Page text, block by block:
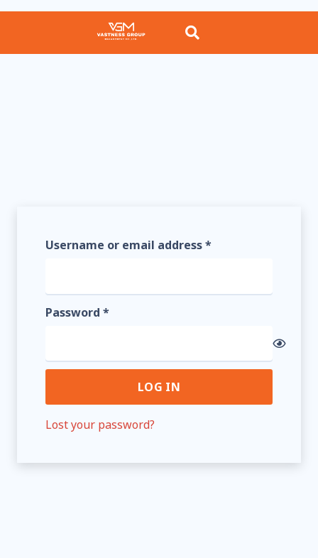
Username or email address*
Password *
LOG IN
Lost your password?